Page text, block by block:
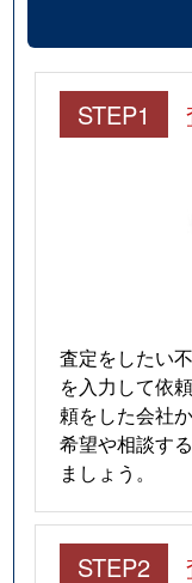
STEP1
査定をしたい
を入力して依
頼をした会社
希望や相談す
ましょう。
STEP2